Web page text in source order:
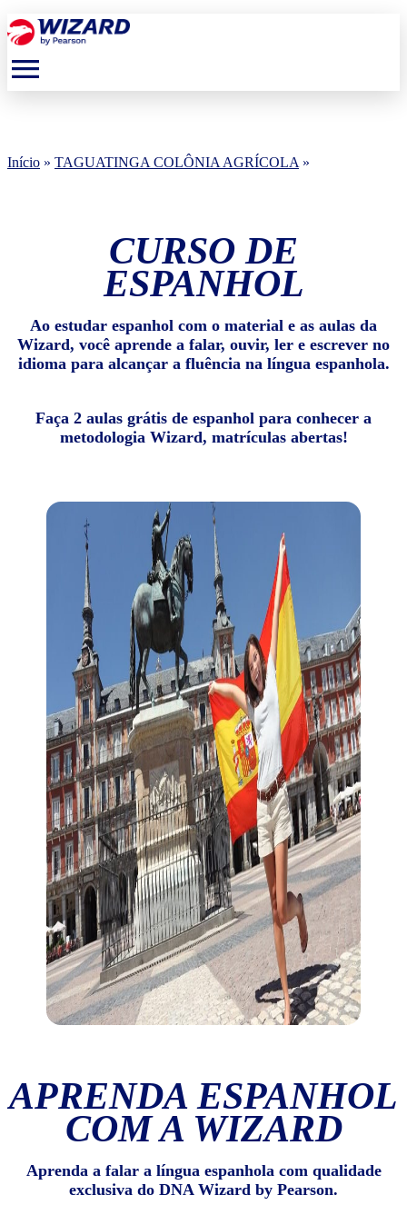
menu
Início » TAGUATINGA COLÔNIA AGRÍCOLA »
CURSO DE
ESPANHOL
Ao estudar espanhol com o material e as aulas da
Wizard, você aprende a falar, ouvir, ler e escrever no
idioma para alcançar a fluência na língua espanhola.
Faça 2 aulas grátis de espanhol para conhecer a
metodologia Wizard, matrículas abertas!
APRENDA ESPANHOL
COM A WIZARD
Aprenda a falar a língua espanhola com qualidade
exclusiva do DNA Wizard by Pearson.